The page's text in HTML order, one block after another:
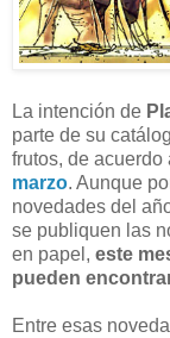
La intención de
parte de su
frutos, de acuerdo
marzo. Aunque
novedades del
se publiquen las
en papel, este
pueden
Entre esas